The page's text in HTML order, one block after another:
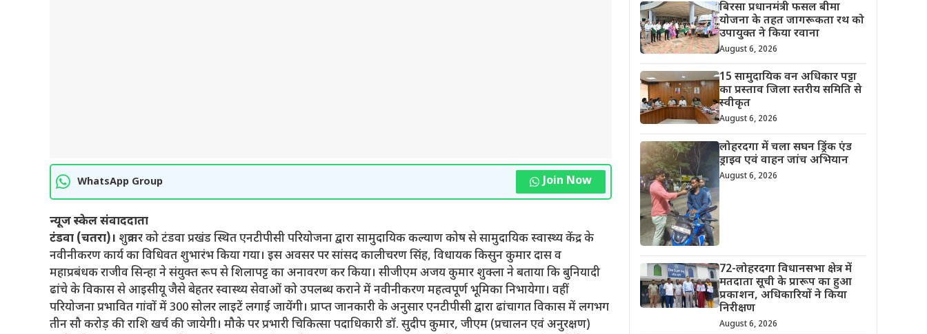
WhatsApp Group Join Now
न्यूज स्केल संवाददाता
टंडवा (चतरा)। शुक्रवार को टंडवा प्रखंड स्थित एनटीपीसी परियोजना द्वारा सामुदायिक कल्याण कोष से सामुदायिक स्वास्थ्य केंद्र के
नवीनीकरण कार्य का विधिवत शुभारंभ किया गया। इस अवसर पर सांसद कालीचरण सिंह, विधायक किसुन कुमार दास व
महाप्रबंधक राजीव सिन्हा ने संयुक्त रूप से शिलापट्ट का अनावरण कर किया। सीजीएम अजय कुमार शुक्ला ने बताया कि बुनियादी
ढांचे के विकास से आइसीयू जैसे बेहतर स्वास्थ्य सेवाओं को उपलब्ध कराने में नवीनीकरण महत्वपूर्ण भूमिका निभायेगा। वहीं
परियोजना प्रभावित गांवों में 300 सोलर लाइटें लगाई जायेंगी। प्राप्त जानकारी के अनुसार एनटीपीसी द्वारा ढांचागत विकास में लगभग
तीन सौ करोड़ की राशि खर्च की जायेगी। मौके पर प्रभारी चिकित्सा पदाधिकारी डॉ. सुदीप कुमार, जीएम (प्रचालन एवं अनुरक्षण)
बिरसा प्रधानमंत्री फसल बीमा
योजना के तहत जागरूकता रथ को
उपायुक्त ने किया रवाना
August 6, 2026
15 सामुदायिक वन अधिकार पट्टा
का प्रस्ताव जिला स्तरीय समिति से
स्वीकृत
August 6, 2026
लोहरदगा में चला सघन ड्रिंक एंड
ड्राइव एवं वाहन जांच अभियान
August 6, 2026
72-लोहरदगा विधानसभा क्षेत्र में
मतदाता सूची के प्रारूप का हुआ
प्रकाशन, अधिकारियों ने किया
निरीक्षण
August 6, 2026